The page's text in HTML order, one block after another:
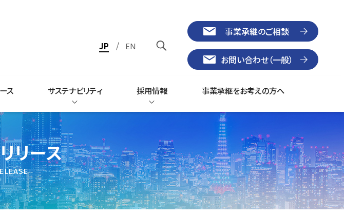
リース
JP EN
/
事業承継のご相談
お問い合わせ（一般）
ス サステナビリティ 採用情報 事業承継をお考えの方へ